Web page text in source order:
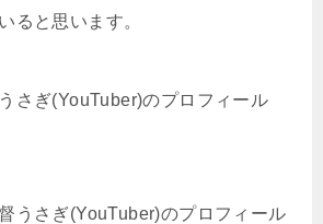
ると思います。
さぎ(YouTuber)のプロフィール
うさぎ(YouTuber)のプロフィール